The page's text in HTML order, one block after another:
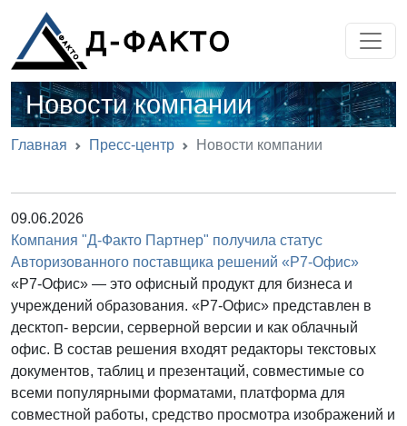
Новости компании
Главная Пресс-центр Новости компании
09.06.2026
Компания "Д-Факто Партнер" получила статус
Авторизованного поставщика решений «Р7-Офис»
«Р7-Офис» — это офисный продукт для бизнеса и
учреждений образования. «Р7-Офис» представлен в
десктоп- версии, серверной версии и как облачный
офис. В состав решения входят редакторы текстовых
документов, таблиц и презентаций, совместимые со
всеми популярными форматами, платформа для
совместной работы, средство просмотра изображений и